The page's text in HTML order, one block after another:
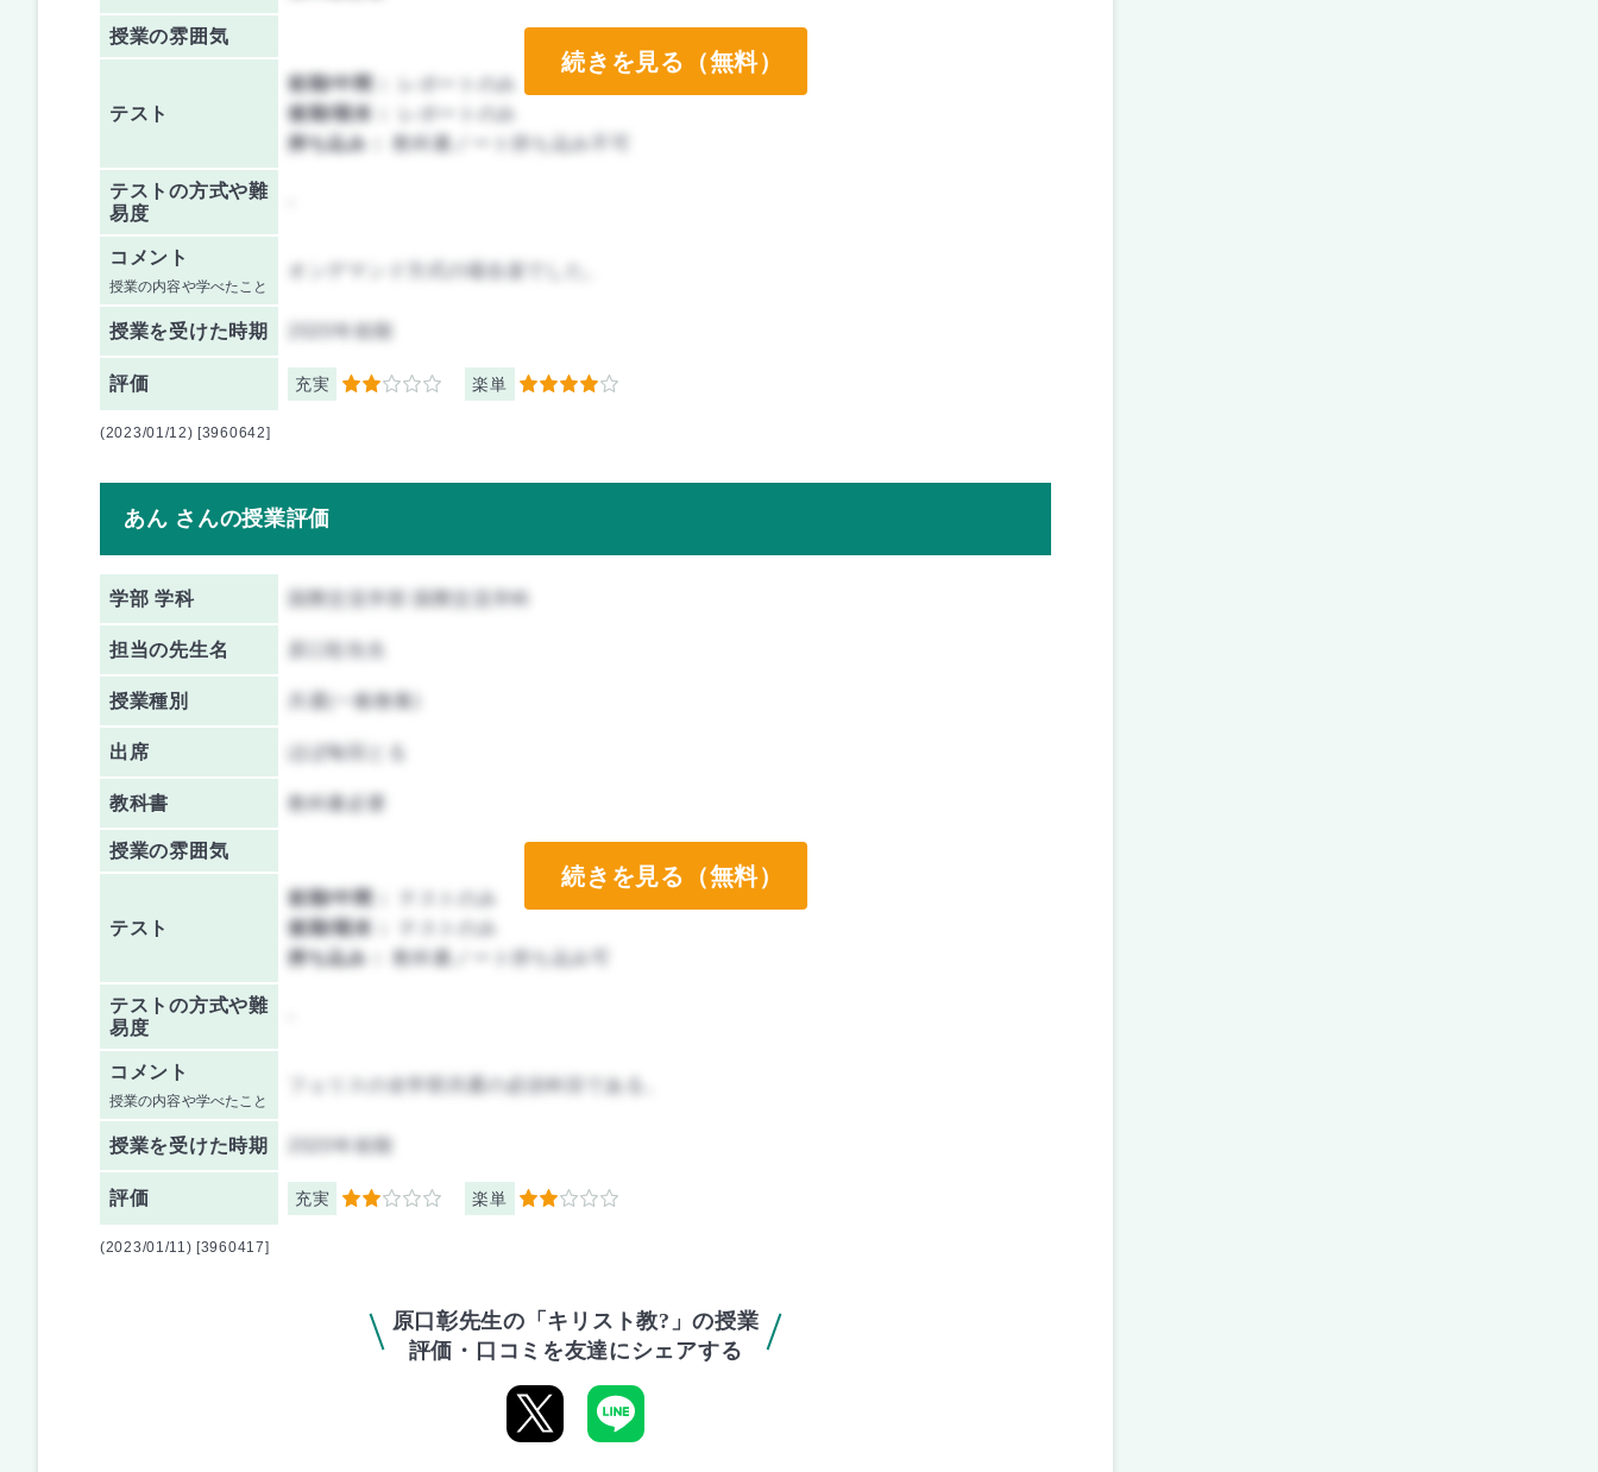
授業の雰囲気
テスト
前期/中間：
レポートのみ
後期/期末：
レポートのみ
持ち込み：
教科書ノート持ち込み不可
テストの方式や難
易度
コメント
授業の内容や学べたこと
授業を受けた時期
評価 充実 2 楽単 4
続きを見る（無料）
(2023/01/12) [3960642]
あん さんの授業評価
学部 学科
担当の先生名
授業種別 共通(一般教養)
出席 ほぼ毎回とる
教科書 教科書必要
授業の雰囲気
テスト
前期/中間：
テストのみ
後期/期末：
テストのみ
持ち込み：
教科書ノート持ち込み可
テストの方式や難
易度
コメント
授業の内容や学べたこと
フェリスの全学部共通の必須科目である。
授業を受けた時期
評価 充実 2 楽単 2
続きを見る（無料）
(2023/01/11) [3960417]
原口彰先生の「キリスト教?」の授業
評価・口コミを友達にシェアする